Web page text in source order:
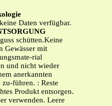
Daten verfügbar.
schütten.Keine
Gewässer mit
rial
und nicht wieder
anerkannten
führen. : Reste
Produkt entsorgen.
verwenden. Leere